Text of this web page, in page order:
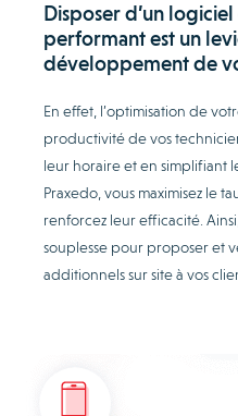
Disposer d’un
performant est un
développement de
En effet, l’optimisation de
productivité de vos
leur horaire et en simplifiant
Praxedo, vous maximisez le
renforcez leur efficacité.
souplesse pour proposer et
additionnels sur site à vos